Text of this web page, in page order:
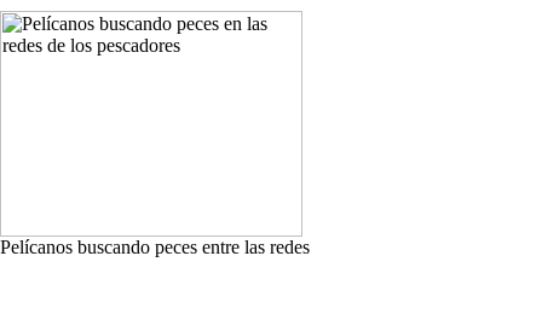
Pelícanos buscando peces entre las redes